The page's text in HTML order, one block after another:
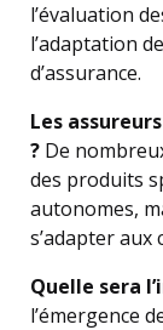
l’évaluation
l’adaptation
d’assurance.
Les
? De
des produits
autonomes,
s’adapter aux
Quelle sera
l’émergence